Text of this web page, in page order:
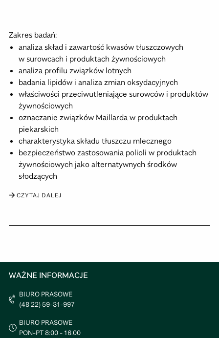
Zakres badań:
analiza skład i zawartość kwasów tłuszczowych
w surowcach i produktach żywnościowych
analiza profilu związków lotnych
badania lipidów i analiza zmian oksydacyjnych
właściwości przeciwutleniające surowców i produktów
żywnościowych
oznaczanie związków Maillarda w produktach
piekarskich
charakterystyka składu tłuszczu mlecznego
bezpieczeństwo zastosowania polioli w produktach
żywnościowych jako alternatywnych środków
słodzących
CZYTAJ DALEJ
WAŻNE INFORMACJE
BIURO PRASOWE
(48 22) 59-31-997
BIURO PRASOWE
PON-PT 8:00 - 16.00